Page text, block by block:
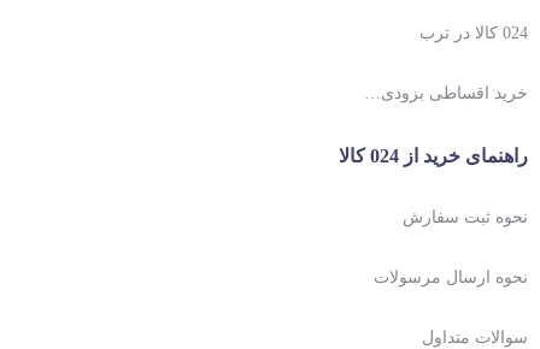
024 کالا در ترب
خرید اقساطی بزودی…
راهنمای خرید از 024 کالا
نحوه ثبت سفارش
نحوه ارسال مرسولات
سوالات متداول